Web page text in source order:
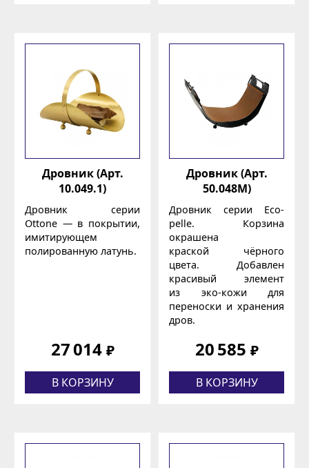
Дровник (Арт.
10.049.1)
Дровник серии
Ottone — в покрытии,
имитирующем
полированную латунь.
27 014 ₽
В КОРЗИНУ
Дровник (Арт.
50.048М)
Дровник серии Eco-
pelle. Корзина
окрашена
краской чёрного
цвета. Добавлен
красивый элемент
из эко-кожи для
переноски и хранения
дров.
20 585 ₽
В КОРЗИНУ